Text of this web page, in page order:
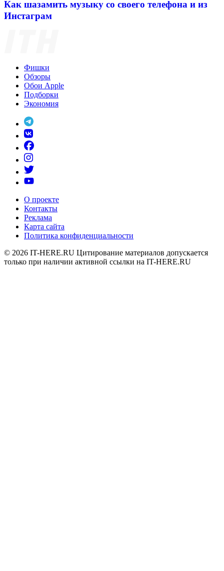
Как шазамить музыку со своего телефона и из
Инстаграм
Фишки
Обзоры
Обои Apple
Подборки
Экономия
О проекте
Контакты
Реклама
Карта сайта
Политика конфиденциальности
© 2026 IT-HERE.RU Цитирование материалов допускается
только при наличии активной ссылки на IT-HERE.RU